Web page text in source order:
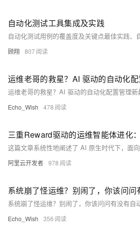
自动化测试工具集成及实践
顾翔 807
运维老哥的救星？AI 驱动的自动化
运维老哥的救星？AI 驱动的自动化配置管理新
Echo_Wish 478
阿里云开发者 978
系统崩了怪运维？别闹了，你该问问
系统崩了怪运维？别闹了，你该问问有没有自
Echo_Wish 356